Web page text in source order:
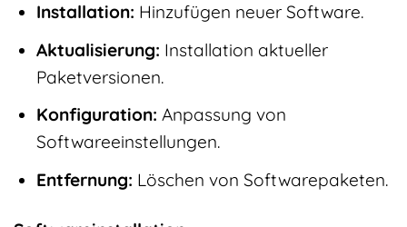
Installation: Hinzufügen neuer Software.
Aktualisierung: Installation aktueller
Paketversionen.
Konfiguration: Anpassung von
Softwareeinstellungen.
Entfernung: Löschen von Softwarepaketen.